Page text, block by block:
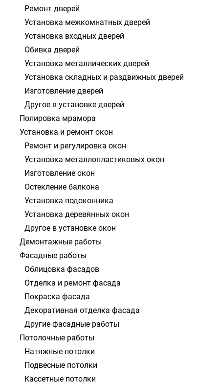
Ремонт дверей
Установка межкомнатных дверей
Установка входных дверей
Обивка дверей
Установка металлических дверей
Установка складных и раздвижных дверей
Изготовление дверей
Другое в установке дверей
Полировка мрамора
Установка и ремонт окон
Ремонт и регулировка окон
Установка металлопластиковых окон
Изготовление окон
Остекление балкона
Установка подоконника
Установка деревянных окон
Другое в установке окон
Демонтажные работы
Фасадные работы
Облицовка фасадов
Отделка и ремонт фасада
Покраска фасада
Декоративная отделка фасада
Другие фасадные работы
Потолочные работы
Натяжные потолки
Подвесные потолки
Кассетные потолки